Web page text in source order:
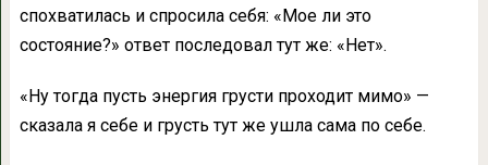
спохватилась и спросила себя: «Мое ли это
состояние?» ответ последовал тут же: «Нет».
«Ну тогда пусть энергия грусти проходит мимо» —
сказала я себе и грусть тут же ушла сама по себе.